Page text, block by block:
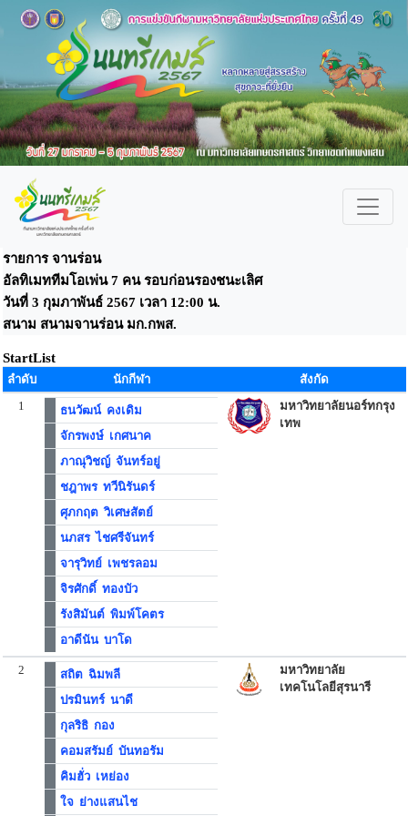
รายการ จานร่อน
อัลทิเมททีมโอเพ่น 7 คน รอบก่อนรองชนะเลิศ
วันที่ 3 กุมภาพันธ์ 2567 เวลา 12:00 น.
สนาม สนามจานร่อน มก.กพส.
StartList
ลำดับ นักกีฬา
สังกัด
1
ธนวัฒน์ คงเดิม
จักรพงษ์ เกศนาค
ภาณุวิชญ์ จันทร์อยู่
ชฎาพร ทวีนิรันดร์
ศุภกฤต วิเศษสัตย์
นภสร ไชศรีจันทร์
จารุวิทย์ เพชรลอม
จิรศักดิ์ ทองบัว
รังสิมันต์ พิมพ์โคตร
อาดีนัน บาโด
มหาวิทยาลัยนอร์ทกรุง
เทพ
2
สถิต ฉิมพลี
ปรมินทร์ นาดี
กุลริธิ กอง
คอมสรัมย์ บันทอรัม
คิมฮั่ว เหย่อง
ใจ ย่างแสนไช
มหาวิทยาลัย
เทคโนโลยีสุรนารี